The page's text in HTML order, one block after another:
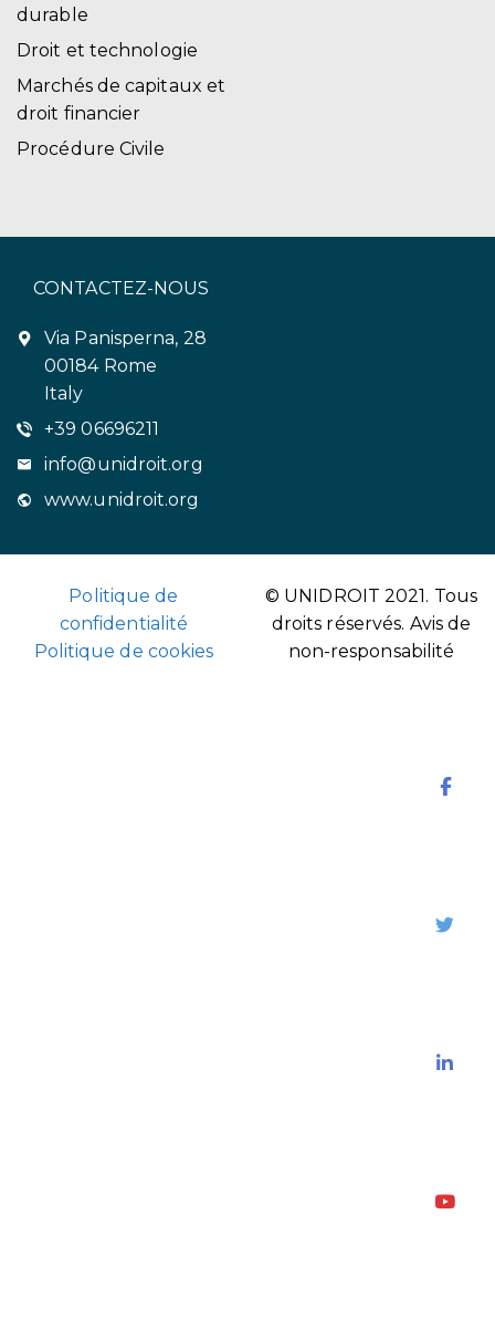
durable
Droit et technologie
Marchés de capitaux et
droit financier
Procédure Civile
CONTACTEZ-NOUS
Via Panisperna, 28
00184 Rome
Italy
+39 06696211
info@unidroit.org
www.unidroit.org
Politique de
confidentialité
Politique de cookies
© UNIDROIT 2021. Tous
droits réservés. Avis de
non-responsabilité